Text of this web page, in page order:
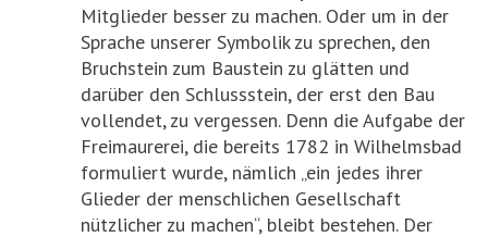
Mitglieder besser zu machen. Oder um in der
Sprache unserer Symbolik zu sprechen, den
Bruchstein zum Baustein zu glätten und
darüber den Schlussstein, der erst den Bau
vollendet, zu vergessen. Denn die Aufgabe der
Freimaurerei, die bereits 1782 in Wilhelmsbad
formuliert wurde, nämlich „ein jedes ihrer
Glieder der menschlichen Gesellschaft
nützlicher zu machen“, bleibt bestehen. Der